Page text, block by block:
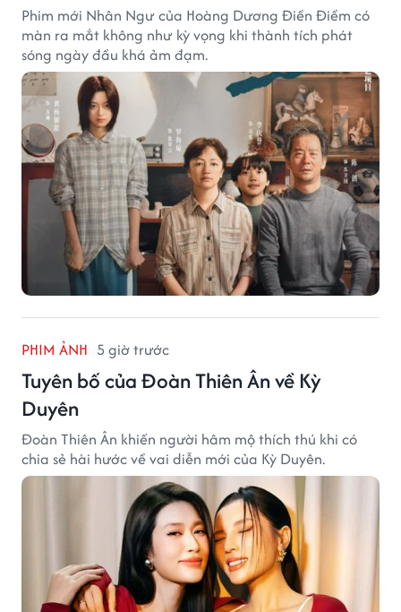
Phim mới Nhân Ngư của Hoàng Dương Điền Điềm có
màn ra mắt không như kỳ vọng khi thành tích phát
sóng ngày đầu khá ảm đạm.
PHIM ẢNH 5 giờ trước
Tuyên bố của Đoàn Thiên Ân về Kỳ
Duyên
Đoàn Thiên Ân khiến người hâm mộ thích thú khi có
chia sẻ hài hước về vai diễn mới của Kỳ Duyên.